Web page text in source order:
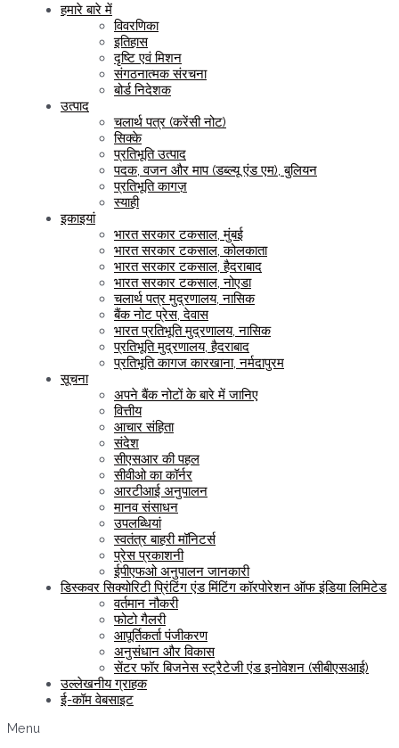
हमारे बारे में
विवरणिका
इतिहास
दृष्टि एवं मिशन
संगठनात्मक संरचना
बोर्ड निदेशक
उत्पाद
चलार्थ पत्र (करेंसी नोट)
सिक्के
प्रतिभूति उत्पाद
पदक, वजन और माप (डब्ल्यू एंड एम), बुलियन
प्रतिभूति कागज़
स्याही
इकाइयां
भारत सरकार टकसाल, मुंबई
भारत सरकार टकसाल, कोलकाता
भारत सरकार टकसाल, हैदराबाद
भारत सरकार टकसाल, नोएडा
चलार्थ पत्र मुद्रणालय, नासिक
बैंक नोट प्रेस, देवास
भारत प्रतिभूति मुद्रणालय, नासिक
प्रतिभूति मुद्रणालय, हैदराबाद
प्रतिभूति कागज कारखाना, नर्मदापुरम
सूचना
अपने बैंक नोटों के बारे में जानिए
वित्तीय
आचार संहिता
संदेश
सीएसआर की पहल
सीवीओ का कॉर्नर
आरटीआई अनुपालन
मानव संसाधन
उपलब्धियां
स्वतंत्र बाहरी मॉनिटर्स
प्रेस प्रकाशनी
ईपीएफओ अनुपालन जानकारी
डिस्कवर सिक्योरिटी प्रिंटिंग एंड मिंटिंग कॉरपोरेशन ऑफ इंडिया लिमिटेड
वर्तमान नौकरी
फोटो गैलरी
आपूर्तिकर्ता पंजीकरण
अनुसंधान और विकास
सेंटर फॉर बिजनेस स्ट्रैटेजी एंड इनोवेशन (सीबीएसआई)
उल्लेखनीय ग्राहक
ई-कॉम वेबसाइट
Menu